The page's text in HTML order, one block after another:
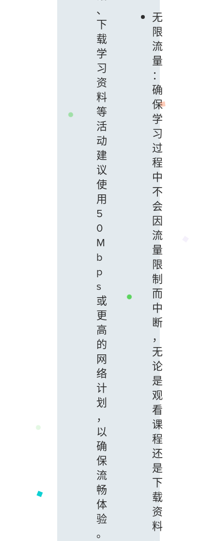
、
下
载
学
习
资
料
等
活
动
建
议
使
用
5
0
M
b
p
s
或
更
高
的
网
络
计
划
，
以
确
保
流
畅
体
验
。
无
限
流
量
：
确
保
学
习
过
程
中
不
会
因
流
量
限
制
而
中
断
，
无
论
是
观
看
课
程
还
是
下
载
资
料